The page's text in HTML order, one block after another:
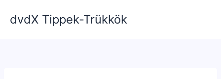
dvdX Tippek-Trükkök